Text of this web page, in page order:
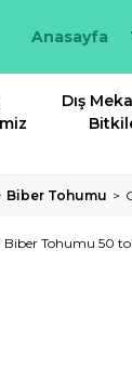
Anasayfa
Dış
Biber Tohumu